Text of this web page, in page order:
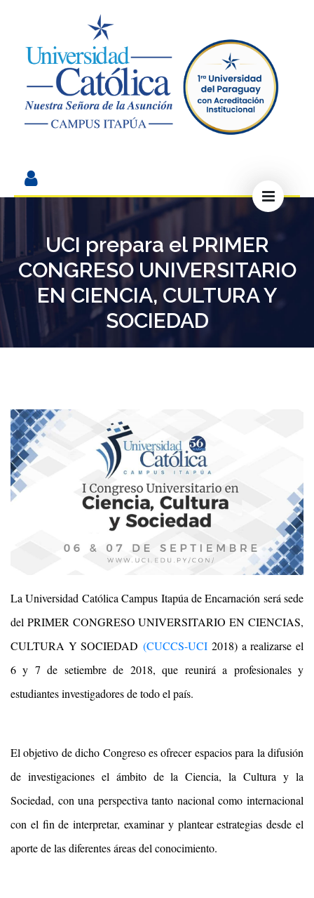
UCI prepara el PRIMER
CONGRESO UNIVERSITARIO
EN CIENCIA, CULTURA Y
SOCIEDAD
La Universidad Católica Campus Itapúa de Encarnación será sede
del PRIMER CONGRESO UNIVERSITARIO EN CIENCIAS,
CULTURA Y SOCIEDAD (CUCCS-UCI2018) a realizarse el
6 y 7 de setiembre de 2018, que reunirá a profesionales y
estudiantes investigadores de todo el país.
El objetivo de dicho Congreso es ofrecer espacios para la difusión
de investigaciones el ámbito de la Ciencia, la Cultura y la
Sociedad, con una perspectiva tanto nacional como internacional
con el fin de interpretar, examinar y plantear estrategias desde el
aporte de las diferentes áreas del conocimiento.